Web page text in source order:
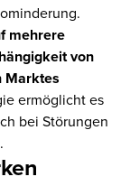
mehrere
von
Marktes
ermöglicht es
bei Störungen